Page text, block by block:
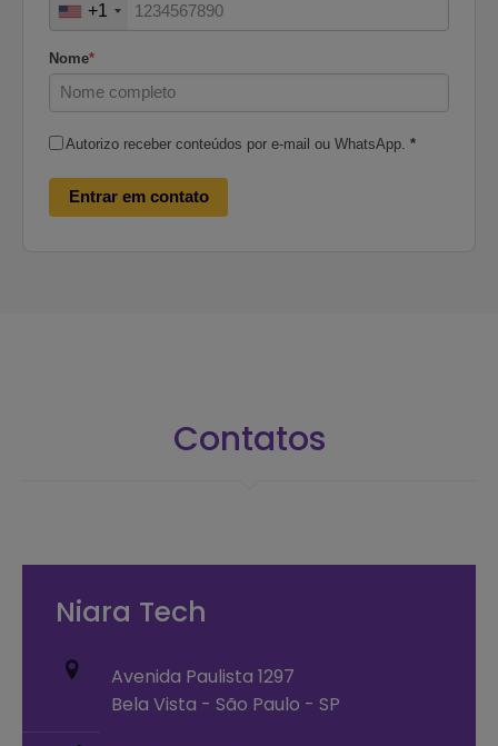
+1
Nome*
Autorizo receber conteúdos por e-mail ou WhatsApp. *
Entrar em contato
Contatos
Niara Tech
Avenida Paulista 1297
Bela Vista - São Paulo - SP